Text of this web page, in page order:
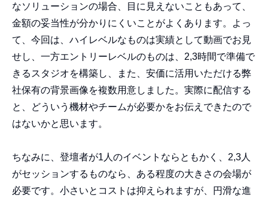
なソリューションの場合、目に見えないこともあって、
金額の妥当性が分かりにくいことがよくあります。よっ
て、今回は、ハイレベルなものは実績として動画でお見
せし、一方エントリーレベルのものは、2,3時間で準備で
きるスタジオを構築し、また、安価に活用いただける弊
社保有の背景画像を複数用意しました。実際に配信する
と、どういう機材やチームが必要かをお伝えできたので
はないかと思います。
ちなみに、登壇者が1人のイベントならともかく、2,3人
がセッションするものなら、ある程度の大きさの会場が
必要です。小さいとコストは抑えられますが、円滑な進